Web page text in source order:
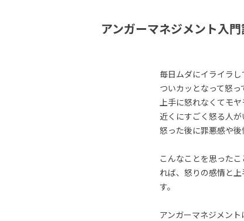
アンガーマネジメント入
毎日ムダにイライラし
ついカッとなって怒
上手に怒れなくてモヤ
近くにすごく怒る人
怒った後に罪悪感や
こんなことを思った
れば、怒りの感情と
す。
アンガーマネジメン